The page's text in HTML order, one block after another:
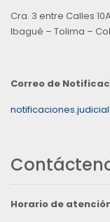
Cra. 3 entre Calles 10A
Ibagué – Tolima –
Correo de
Horario de